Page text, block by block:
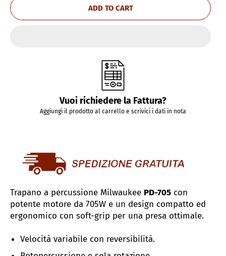
ADD TO CART
Vuoi richiedere la Fattura?
Aggiungi il prodotto al carrello e scrivici i dati in nota
Trapano a percussione Milwaukee PD-705 con
potente motore da 705W e un design compatto ed
ergonomico con soft-grip per una presa ottimale.
Velocità variabile con reversibilità.